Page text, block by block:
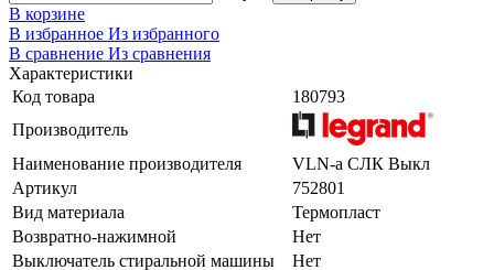
В корзине
В избранное Из избранного
В сравнение Из сравнения
Характеристики
Код товара
180793
Производитель
Наименование производителя
VLN-a СЛК Выкл
Артикул
752801
Вид материала
Термопласт
Возвратно-нажимной
Нет
Выключатель стиральной машины
Нет